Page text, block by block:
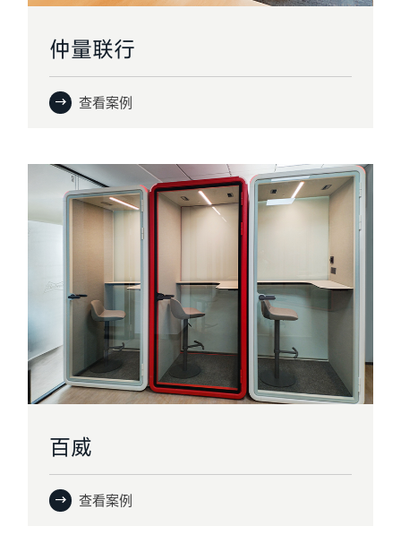
仲量联行
查看案例
百威
查看案例